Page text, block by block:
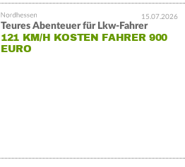
15.07.2026
Teures Abenteuer für Lkw-Fahrer
121 KM/H KOSTEN FAHRER 900
EURO